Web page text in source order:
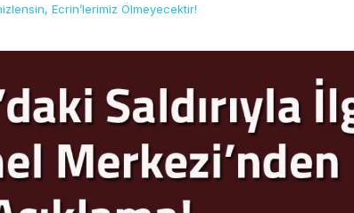
Ecrin’lerimiz Ölmeyecektir!